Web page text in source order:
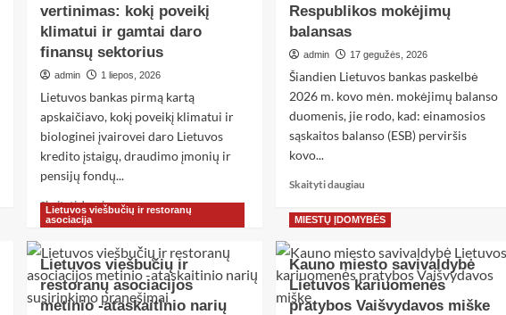
vertinimas: kokį poveikį
klimatui ir gamtai daro
finansų sektorius
admin 1 liepos, 2026
Lietuvos bankas pirmą kartą
apskaičiavo, kokį poveikį klimatui ir
biologinei įvairovei daro Lietuvos
kredito įstaigų, draudimo įmonių ir
pensijų fondų...
Skaityti daugiau
Respublikos mokėjimų
balansas
admin 17 gegužės, 2026
Šiandien Lietuvos bankas paskelbė
2026 m. kovo mėn. mokėjimų balanso
duomenis, jie rodo, kad: einamosios
sąskaitos balanso (ESB) perviršis
kovo...
Skaityti daugiau
Lietuvos viešbučių ir restoranų
asociacija
Lietuvos viešbučių ir
restoranų asociacijos
metinio -ataskaitinio narių
MIESTŲ ĮDOMYBĖS
Kauno miesto savivaldybė
Lietuvos kariuomenės
pratybos Vaišvydavos miške